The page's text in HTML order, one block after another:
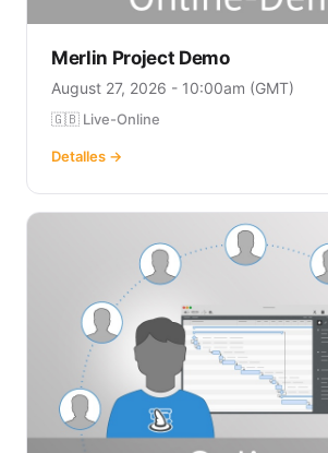
Merlin Project Demo
August 27, 2026 - 10:00am (GMT)
🇬🇧 Live-Online
Detalles →